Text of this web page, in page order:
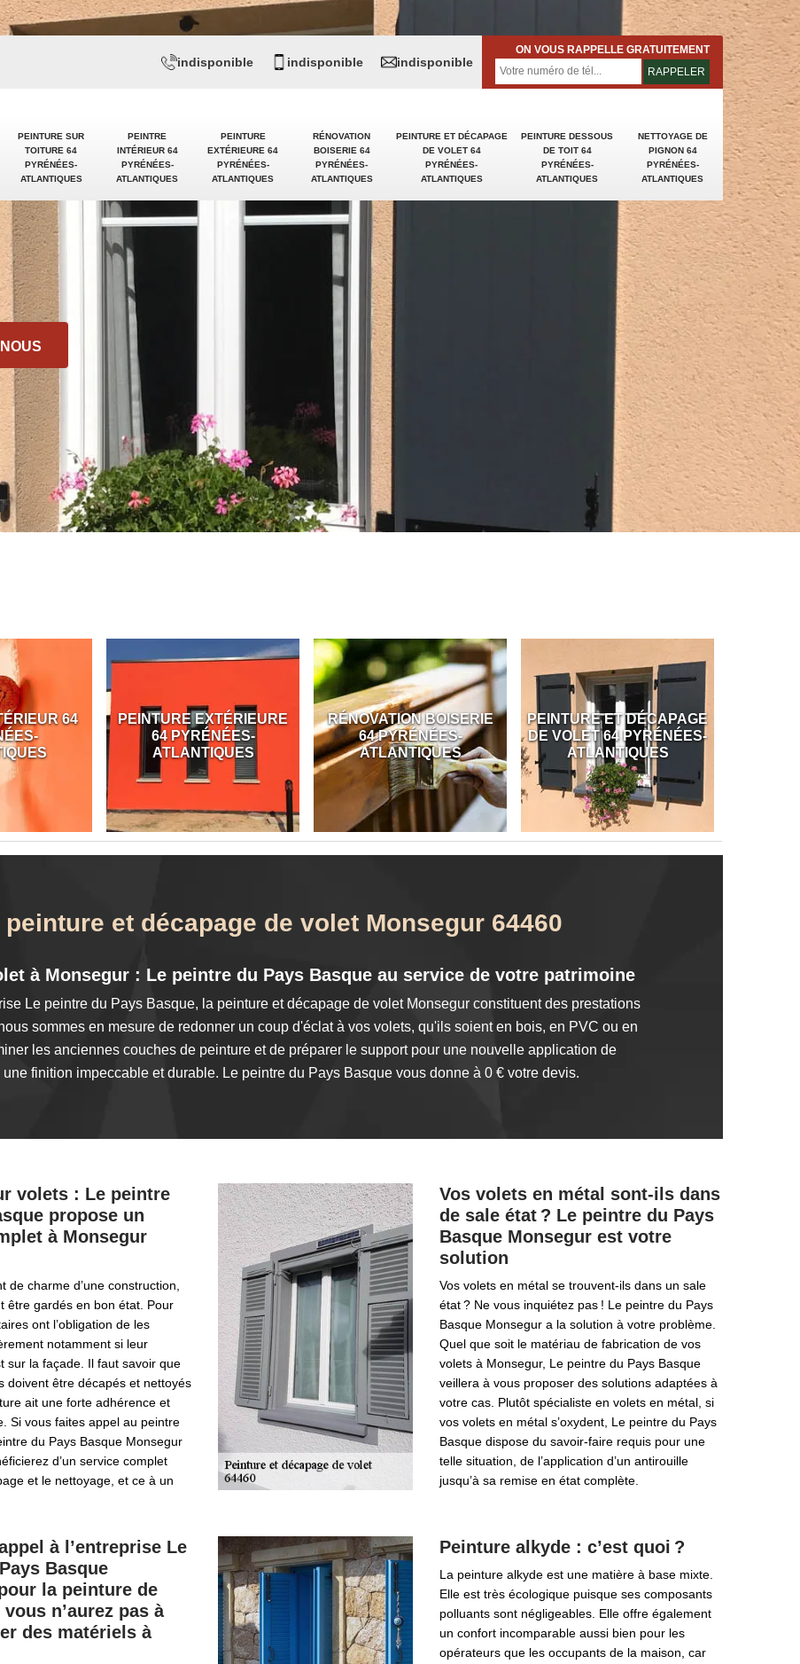
PEINTURE SUR
TOITURE 64
PYRÉNÉES-
ATLANTIQUES
PEINTRE
INTÉRIEUR 64
PYRÉNÉES-
ATLANTIQUES
PEINTURE
EXTÉRIEURE 64
PYRÉNÉES-
ATLANTIQUES
RÉNOVATION
BOISERIE 64
PYRÉNÉES-
ATLANTIQUES
PEINTURE ET DÉCAPAGE
DE VOLET 64
PYRÉNÉES-
ATLANTIQUES
PEINTURE DESSOUS
DE TOIT 64
PYRÉNÉES-
ATLANTIQUES
NETTOYAGE DE
PIGNON 64
PYRÉNÉES-
ATLANTIQUES
indisponible indisponible indisponible
ON VOUS RAPPELLE GRATUITEMENT
PEINTURE EXTÉRIEURE
64 PYRÉNÉES-
ATLANTIQUES
RÉNOVATION BOISERIE
64 PYRÉNÉES-
ATLANTIQUES
PEINTURE ET DÉCAPAGE
DE VOLET 64 PYRÉNÉES-
ATLANTIQUES
PEINTURE
TOIT 64
et décapage de volet Monsegur 64460
à Monsegur : Le peintre du Pays Basque au service de votre patrimoine
Le peintre du Pays Basque, la peinture et décapage de volet Monsegur constituent des prestations
sommes en mesure de redonner un coup d'éclat à vos volets, qu'ils soient en bois, en PVC ou en
les anciennes couches de peinture et de préparer le support pour une nouvelle application de
finition impeccable et durable. Le peintre du Pays Basque vous donne à 0 € votre devis.
volets : Le peintre
propose un
à Monsegur
de charme d’une construction,
être gardés en bon état. Pour
ont l’obligation de les
notamment si leur
sur la façade. Il faut savoir que
doivent être décapés et nettoyés
ait une forte adhérence et
Si vous faites appel au peintre
du Pays Basque Monsegur
d’un service complet
et le nettoyage, et ce à un
Vos volets en métal sont-ils dans
de sale état ? Le peintre du Pays
Basque Monsegur est votre
solution
Vos volets en métal se trouvent-ils dans un sale
état ? Ne vous inquiétez pas ! Le peintre du Pays
Basque Monsegur a la solution à votre problème.
Quel que soit le matériau de fabrication de vos
volets à Monsegur, Le peintre du Pays Basque
veillera à vous proposer des solutions adaptées à
votre cas. Plutôt spécialiste en volets en métal, si
vos volets en métal s’oxydent, Le peintre du Pays
Basque dispose du savoir-faire requis pour une
telle situation, de l’application d’un antirouille
jusqu’à sa remise en état complète.
à l’entreprise Le
Basque
la peinture de
n’aurez pas à
des matériels à
Peinture alkyde : c’est quoi ?
La peinture alkyde est une matière à base mixte.
Elle est très écologique puisque ses composants
polluants sont négligeables. Elle offre également
un confort incomparable aussi bien pour les
opérateurs que les occupants de la maison, car